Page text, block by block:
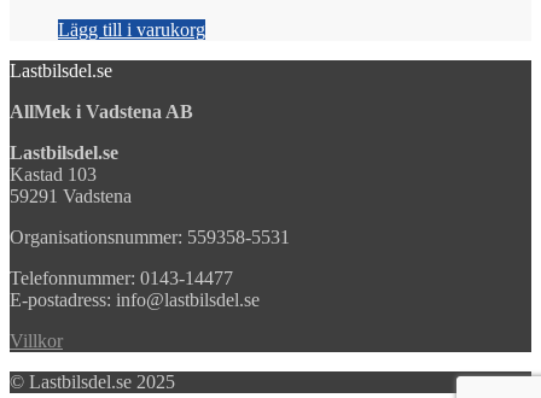
Lägg till i varukorg
Lastbilsdel.se
AllMek i Vadstena AB
Lastbilsdel.se
Kastad 103
59291 Vadstena
Organisationsnummer: 559358-5531
Telefonnummer: 0143-14477
E-postadress: info@lastbilsdel.se
Villkor
© Lastbilsdel.se 2025